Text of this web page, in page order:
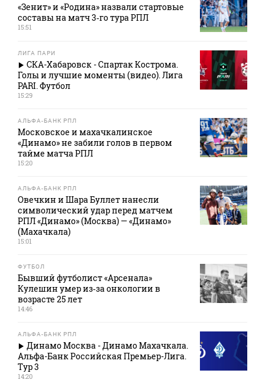
«Зенит» и «Родина» назвали стартовые
составы на матч 3‑го тура РПЛ
15:51
ЛИГА ПАРИ
СКА-Хабаровск - Спартак Кострома.
Голы и лучшие моменты (видео). Лига
PARI. Футбол
15:29
АЛЬФА-БАНК РПЛ
Московское и махачкалинское
«Динамо» не забили голов в первом
тайме матча РПЛ
15:20
АЛЬФА-БАНК РПЛ
Овечкин и Шара Буллет нанесли
символический удар перед матчем
РПЛ «Динамо» (Москва) — «Динамо»
(Махачкала)
15:01
ФУТБОЛ
Бывший футболист «Арсенала»
Кулешин умер из‑за онкологии в
возрасте 25 лет
14:46
АЛЬФА-БАНК РПЛ
Динамо Москва - Динамо Махачкала.
Альфа-Банк Российская Премьер-Лига.
Тур 3
14:20